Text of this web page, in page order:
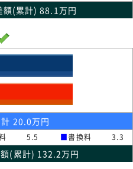
額(累計) 88.1万円
20.0万円
5.5 ■書換料 3.3
(累計) 132.2万円